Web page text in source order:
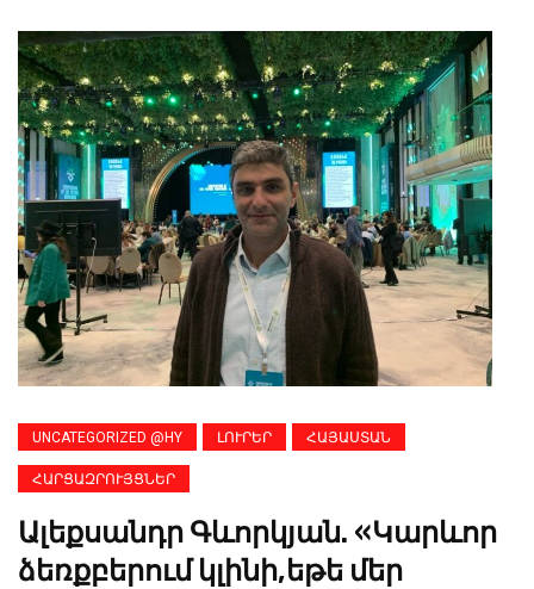
UNCATEGORIZED @HY ԼՈՒՐԵՐ ՀԱՅԱՍՏԱՆ
ՀԱՐՑԱԶՐՈՒՅՑՆԵՐ
Ալեքսանդր Գևորկյան. «Կարևոր
ձեռքբերում կլինի,եթե մեր